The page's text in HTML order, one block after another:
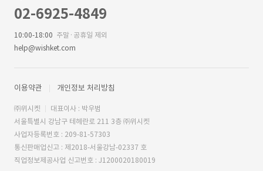
02-6925-4849
10:00-18:00 주말·공휴일 제외
help@wishket.com
이용약관 개인정보 처리방침
㈜위시켓
대표이사 : 박우범
서울특별시 강남구 테헤란로 211 3층 ㈜위시켓
사업자등록번호 : 209-81-57303
통신판매업신고 : 제2018-서울강남-02337 호
직업정보제공사업 신고번호 : J1200020180019